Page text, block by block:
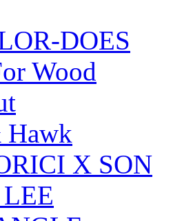
DOES
Wood
Hawk
X SON